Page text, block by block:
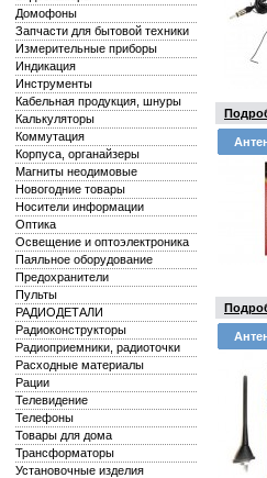
Домофоны
Запчасти для бытовой техники
Измерительные приборы
Индикация
Инструменты
Кабельная продукция, шнуры
Калькуляторы
Коммутация
Корпуса, органайзеры
Магниты неодимовые
Новогодние товары
Носители информации
Оптика
Освещение и оптоэлектроника
Паяльное оборудование
Предохранители
Пульты
РАДИОДЕТАЛИ
Радиоконструкторы
Радиоприемники, радиоточки
Расходные материалы
Рации
Телевидение
Телефоны
Товары для дома
Трансформаторы
Установочные изделия